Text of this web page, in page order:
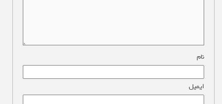
نام
ایمیل